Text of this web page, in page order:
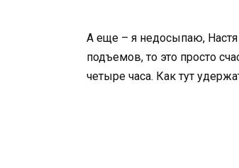
А еще – я недосыпаю, Настя
подъемов, то это просто
четыре часа. Как тут